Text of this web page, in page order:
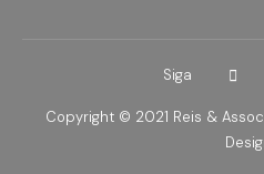
Copyright © 2021 Reis &
Siga